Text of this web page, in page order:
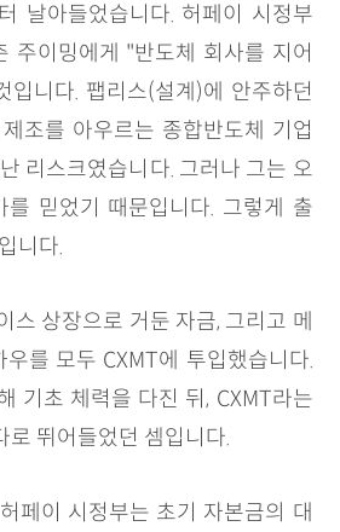
날아들었습니다. 허페이 시정부
주이밍에게 "반도체 회사를 지어
입니다. 팹리스(설계)에 안주하던
조를 아우르는 종합반도체 기업
리스크였습니다. 그러나 그는 오
를 믿었기 때문입니다. 그렇게 출
니다.
스 상장으로 거둔 자금, 그리고 메
를 모두 CXMT에 투입했습니다.
기초 체력을 다진 뒤, CXMT라는
뛰어들었던 셈입니다.
페이 시정부는 초기 자본금의 대